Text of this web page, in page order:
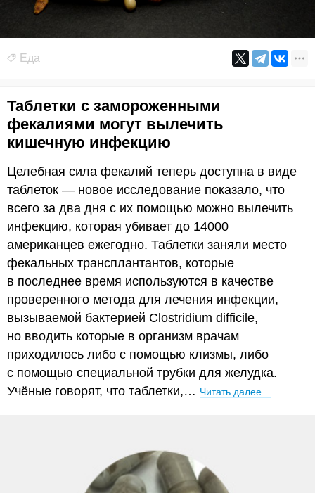
Еда
Таблетки с замороженными
фекалиями могут вылечить
кишечную инфекцию
Целебная сила фекалий теперь доступна в виде
таблеток — новое исследование показало, что
всего за два дня с их помощью можно вылечить
инфекцию, которая убивает до 14000
американцев ежегодно. Таблетки заняли место
фекальных трансплантантов, которые
в последнее время используются в качестве
проверенного метода для лечения инфекции,
вызываемой бактерией Clostridium difficile,
но вводить которые в организм врачам
приходилось либо с помощью клизмы, либо
с помощью специальной трубки для желудка.
Учёные говорят, что таблетки,… Читать далее…